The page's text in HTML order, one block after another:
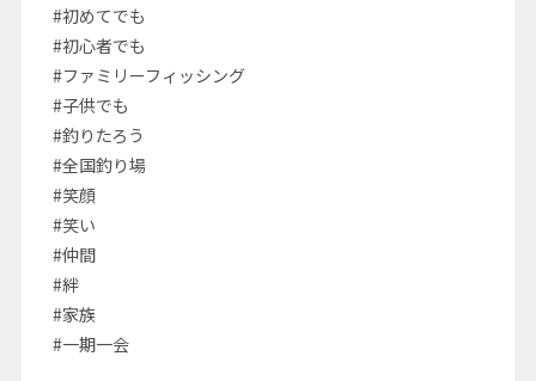
#初めてでも
#初心者でも
#ファミリーフィッシング
#子供でも
#釣りたろう
#全国釣り場
#笑顔
#笑い
#仲間
#絆
#家族
#一期一会